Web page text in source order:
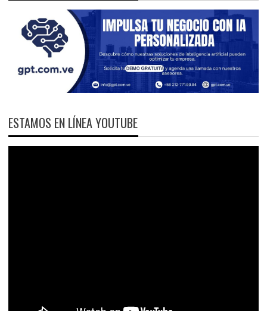
ESTAMOS EN LÍNEA YOUTUBE